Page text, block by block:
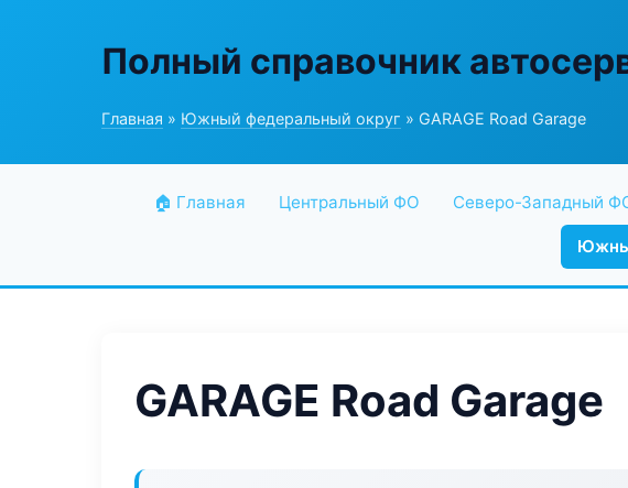
Полный справочник
Главная » Южный федеральный округ » GARAGE Road Garage
🏠 Главная Центральный ФО Северо-Западный
GARAGE Road Garage